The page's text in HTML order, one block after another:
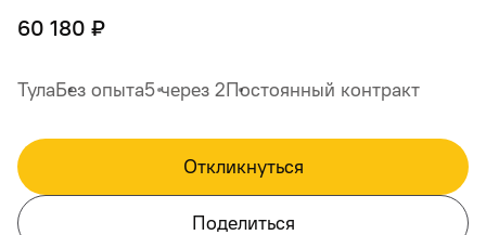
60 180 ₽
ТулаБез опыта5 через 2Постоянный контракт
Откликнуться
Поделиться